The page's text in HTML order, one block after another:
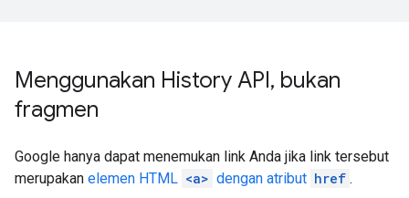
Menggunakan History API, bukan
fragmen
Google hanya dapat menemukan link Anda jika link tersebut
merupakan elemen HTML <a> dengan atribut href .